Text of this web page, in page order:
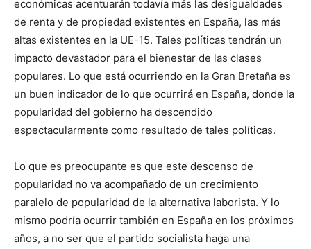
económicas acentuarán todavía más las desigualdades
de renta y de propiedad existentes en España, las más
altas existentes en la UE-15. Tales políticas tendrán un
impacto devastador para el bienestar de las clases
populares. Lo que está ocurriendo en la Gran Bretaña es
un buen indicador de lo que ocurrirá en España, donde la
popularidad del gobierno ha descendido
espectacularmente como resultado de tales políticas.
Lo que es preocupante es que este descenso de
popularidad no va acompañado de un crecimiento
paralelo de popularidad de la alternativa laborista. Y lo
mismo podría ocurrir también en España en los próximos
años, a no ser que el partido socialista haga una